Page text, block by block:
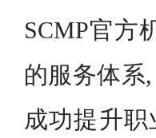
SCMP官方
的服务体系
成功提升